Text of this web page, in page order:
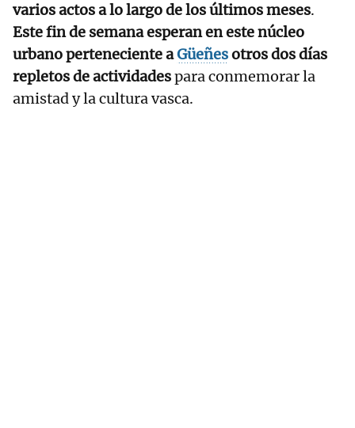
varios actos a lo largo de los últimos meses.
Este fin de semana esperan en este núcleo
urbano perteneciente aGüeñesotros dos días
repletos de actividadespara conmemorar la
amistad y la cultura vasca.